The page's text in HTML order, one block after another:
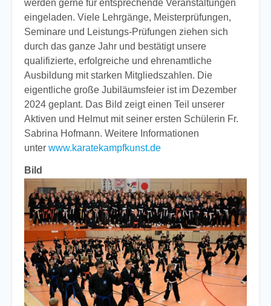
werden gerne für entsprechende Veranstaltungen
eingeladen. Viele Lehrgänge, Meisterprüfungen,
Seminare und Leistungs-Prüfungen ziehen sich
durch das ganze Jahr und bestätigt unsere
qualifizierte, erfolgreiche und ehrenamtliche
Ausbildung mit starken Mitgliedszahlen. Die
eigentliche große Jubiläumsfeier ist im Dezember
2024 geplant. Das Bild zeigt einen Teil unserer
Aktiven und Helmut mit seiner ersten Schülerin Fr.
Sabrina Hofmann. Weitere Informationen
unter www.karatekampfkunst.de
Bild